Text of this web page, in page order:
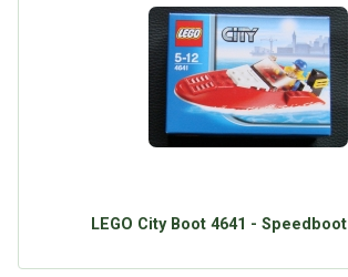
LEGO City Boot 4641 - Speedboot